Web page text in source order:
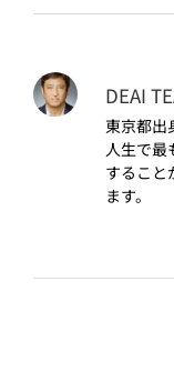
DEAI
東京都出
人生で最
すること
ます。